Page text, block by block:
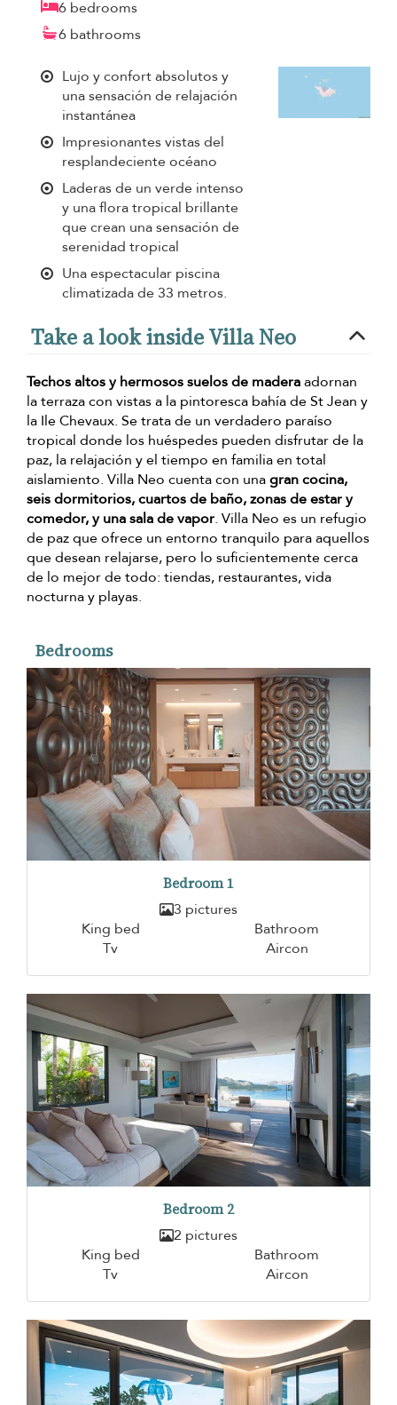
6 bedrooms
6 bathrooms
Lujo y confort absolutos y
una sensación de relajación
instantánea
Impresionantes vistas del
resplandeciente océano
Laderas de un verde intenso
y una flora tropical brillante
que crean una sensación de
serenidad tropical
Una espectacular piscina
climatizada de 33 metros.
Take a look inside Villa Neo
Techos altos y hermosos suelos de maderaadornan
la terraza con vistas a la pintoresca bahía de St Jean y
la Ile Chevaux. Se trata de un verdadero paraíso
tropical donde los huéspedes pueden disfrutar de la
paz, la relajación y el tiempo en familia en total
aislamiento. Villa Neo cuenta con unagran cocina,
seis dormitorios, cuartos de baño, zonas de estar y
comedor, y una sala de vapor. Villa Neo es un refugio
de paz que ofrece un entorno tranquilo para aquellos
que desean relajarse, pero lo suficientemente cerca
de lo mejor de todo: tiendas, restaurantes, vida
nocturna y playas.
Bedrooms
Bedroom 1
3 pictures
King bed
Bathroom
Tv
Aircon
Bedroom 2
2 pictures
King bed
Bathroom
Tv
Aircon